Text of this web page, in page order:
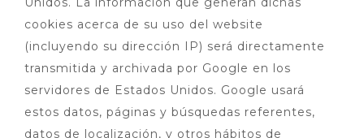
cookies acerca de su uso del website
(incluyendo su dirección IP) será directamente
transmitida y archivada por Google en los
servidores de Estados Unidos. Google usará
estos datos, páginas y búsquedas referentes,
datos de localización, y otros hábitos de